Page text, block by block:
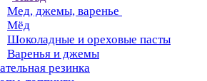
Мед, джемы, варенье
Мёд
Шоколадные и ореховые пасты
Варенья и джемы
резинка